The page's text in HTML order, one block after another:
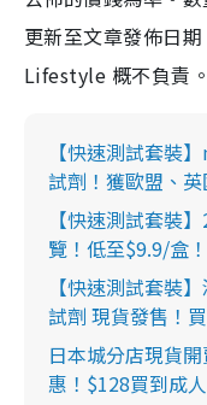
更新至文章發佈日
Lifestyle 概不負責
【快速測試套裝
試劑！獲歐盟、
【快速測試套裝
覽！低至$9.9/盒
【快速測試套裝
試劑 現貨發售！
日本城分店現貨
惠！$128買到成